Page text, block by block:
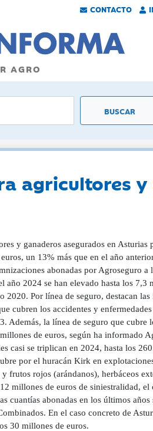
CONTACTO
AGRO
agricultores
y ganaderos asegurados en Asturias
un 13% más que en el año
abonadas por Agroseguro a
año 2024 se han elevado hasta los 7,3
Por línea de seguro, destacan
cubren los accidentes y
Además, la línea de seguro que cubre
de euros, según ha informado
casi se triplican en 2024, hasta los
por el huracán Kirk en
frutos rojos (arándanos), herbáceos
millones de euros de siniestralidad,
cuantías abonadas en los últimos años
En el caso concreto de
30 millones de euros.